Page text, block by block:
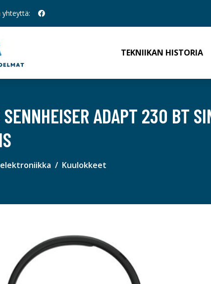
yhteyttä:
TEKNIIKAN HISTORIA
SENNHEISER ADAPT 230 BT
Kuulokkeet